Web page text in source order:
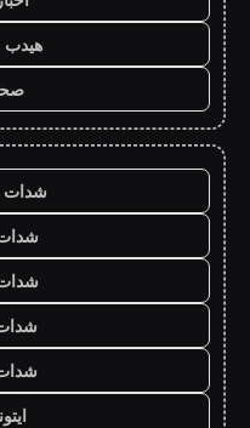
هيدب
شدات